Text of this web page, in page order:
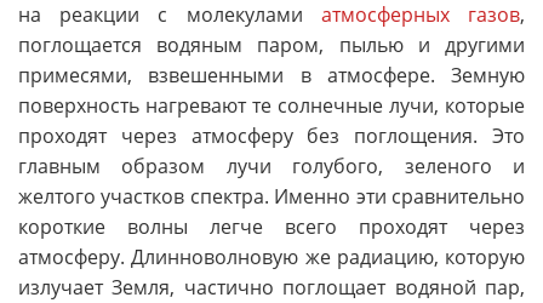
на реакции с молекулами атмосферных газов,
поглощается водяным паром, пылью и другими
примесями, взвешенными в атмосфере. Земную
поверхность нагревают те солнечные лучи, которые
проходят через атмосферу без поглощения. Это
главным образом лучи голубого, зеленого и
желтого участков спектра. Именно эти сравнительно
короткие волны легче всего проходят через
атмосферу. Длинноволновую же радиацию, которую
излучает Земля, частично поглощает водяной пар,